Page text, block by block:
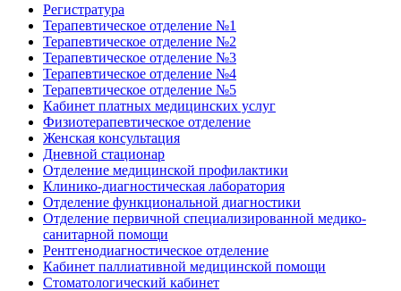
Регистратура
Терапевтическое отделение №1
Терапевтическое отделение №2
Терапевтическое отделение №3
Терапевтическое отделение №4
Терапевтическое отделение №5
Кабинет платных медицинских услуг
Физиотерапевтическое отделение
Женская консультация
Дневной стационар
Отделение медицинской профилактики
Клинико-диагностическая лаборатория
Отделение функциональной диагностики
Отделение первичной специализированной медико-
санитарной помощи
Рентгенодиагностическое отделение
Кабинет паллиативной медицинской помощи
Стоматологический кабинет